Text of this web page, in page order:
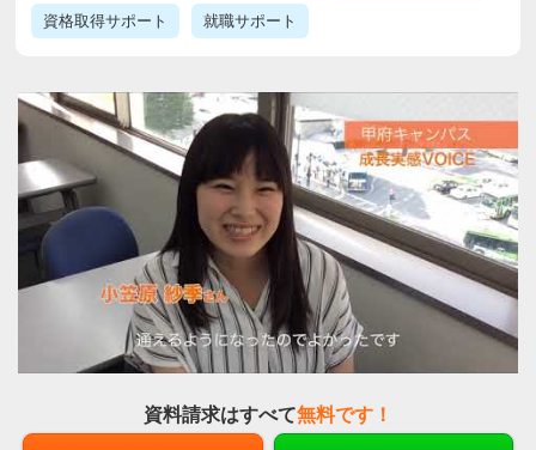
資格取得サポート 就職サポート
資料請求はすべて無料です！